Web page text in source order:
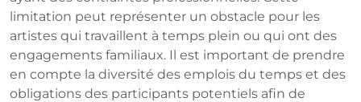
limitation peut représenter un obstacle pour les
artistes qui travaillent à temps plein ou qui ont des
engagements familiaux. Il est important de prendre
en compte la diversité des emplois du temps et des
obligations des participants potentiels afin de